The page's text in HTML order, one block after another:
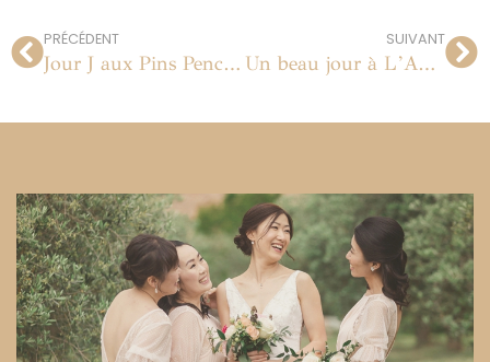
PRÉCÉDENT
Jour J aux Pins Penchés à Toulon
SUIVANT
Un beau jour à L’Auberge des Adrets